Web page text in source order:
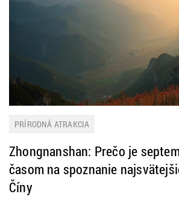
PRÍRODNÁ ATRAKCIA
Zhongnanshan: Prečo je
časom na spoznanie
Číny